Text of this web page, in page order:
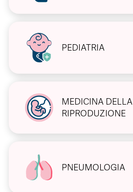
PEDIATRIA
MEDICINA DELLA
RIPRODUZIONE
PNEUMOLOGIA